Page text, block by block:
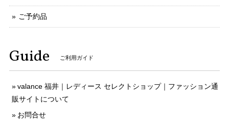
ご予約品
Guide ご利用ガイド
valance 福井｜レディース セレクトショップ｜ファッション通
販サイトについて
お問合せ